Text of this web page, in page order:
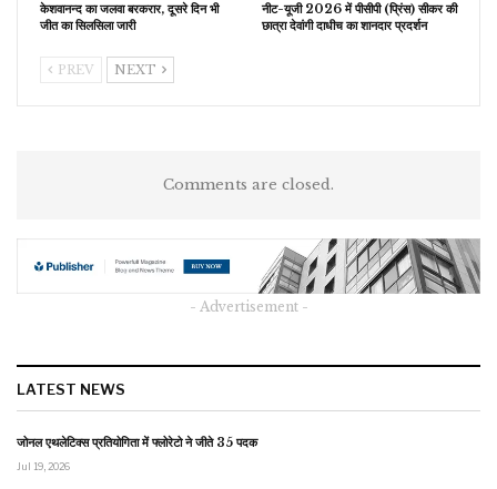
केशवानन्द का जलवा बरकरार, दूसरे दिन भी
जीत का सिलसिला जारी
नीट-यूजी 2026 में पीसीपी (प्रिंस) सीकर की
छात्रा देवांगी दाधीच का शानदार प्रदर्शन
PREV NEXT
Comments are closed.
- Advertisement -
LATEST NEWS
जोनल एथलेटिक्स प्रतियोगिता में फ्लोरेटो ने जीते 35 पदक
Jul 19, 2026